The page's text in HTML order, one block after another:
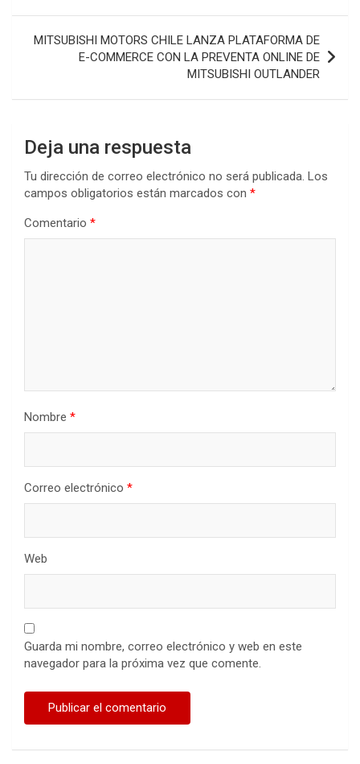
entradas
MITSUBISHI MOTORS CHILE LANZA PLATAFORMA DE
E-COMMERCE CON LA PREVENTA ONLINE DE
MITSUBISHI OUTLANDER
Deja una respuesta
Tu dirección de correo electrónico no será publicada. Los
campos obligatorios están marcados con *
Comentario *
Nombre *
Correo electrónico *
Web
Guarda mi nombre, correo electrónico y web en este
navegador para la próxima vez que comente.